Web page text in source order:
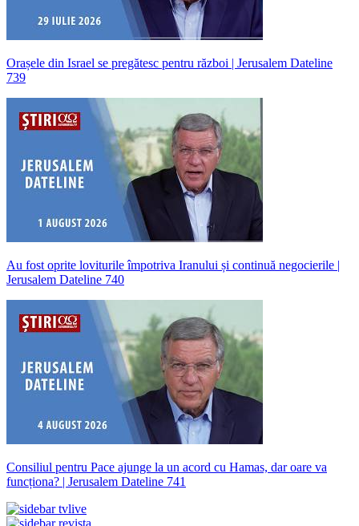
Orașele din Israel se pregătesc pentru război | Jerusalem Dateline
739
Au fost oprite loviturile împotriva Iranului și continuă negocierile |
Jerusalem Dateline 740
Consiliul pentru Pace ajunge la un acord cu Hamas, dar oare va
funcționa? | Jerusalem Dateline 741